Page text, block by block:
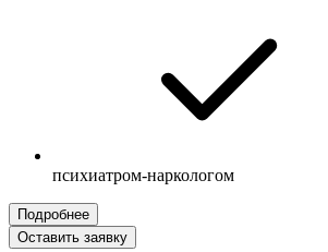
психиатром-наркологом
Подробнее
Оставить заявку